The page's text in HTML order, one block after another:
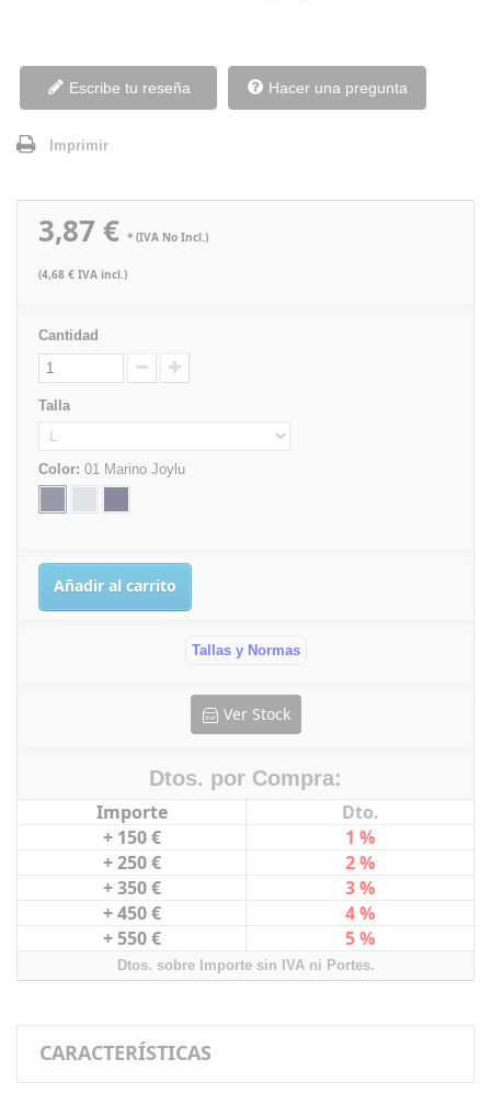
Escribe tu reseña Hacer una pregunta
Imprimir
3,87 € * (IVA No Incl.)
(4,68 € IVA incl.)
Cantidad
Talla
Color: 01 Marino Joylu
Añadir al carrito
Tallas y Normas
Ver Stock
Dtos. por Compra:
Importe
Dto.
+ 150 €
1 %
+ 250 €
2 %
+ 350 €
3 %
+ 450 €
4 %
+ 550 €
5 %
Dtos. sobre Importe sin IVA ni Portes.
CARACTERÍSTICAS